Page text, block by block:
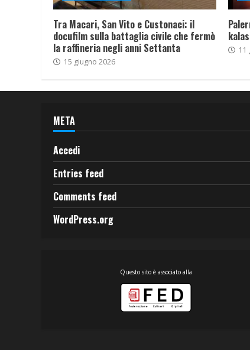
Tra Macari, San Vito e Custonaci: il
docufilm sulla battaglia civile che fermò
la raffineria negli anni Settanta
15 giugno 2026
11
META
Accedi
Entries feed
Comments feed
WordPress.org
Questo sito è associato alla